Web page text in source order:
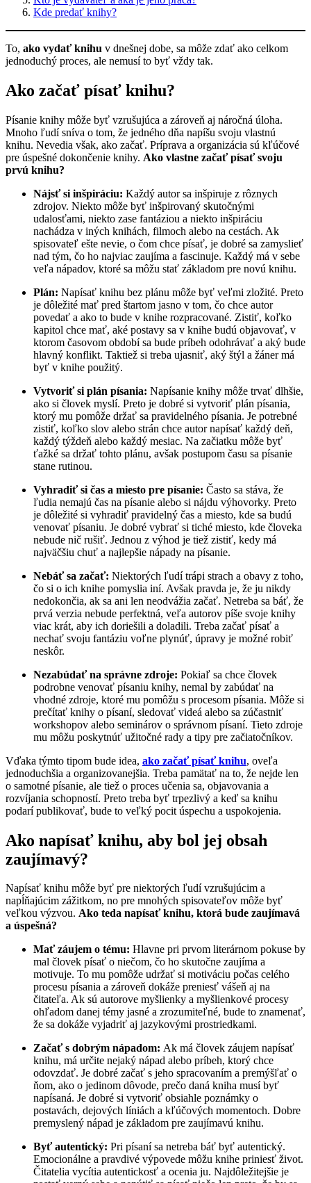
Kde predať knihy?
To, ako vydať knihu v dnešnej dobe, sa môže zdať ako celkom
jednoduchý proces, ale nemusí to byť vždy tak.
Ako začať písať knihu?
Písanie knihy môže byť vzrušujúca a zároveň aj náročná úloha.
Mnoho ľudí sníva o tom, že jedného dňa napíšu svoju vlastnú
knihu. Nevedia však, ako začať. Príprava a organizácia sú kľúčové
pre úspešné dokončenie knihy. Ako vlastne začať písať svoju
prvú knihu?
Nájsť si inšpiráciu: Každý autor sa inšpiruje z rôznych
zdrojov. Niekto môže byť inšpirovaný skutočnými
udalosťami, niekto zase fantáziou a niekto inšpiráciu
nachádza v iných knihách, filmoch alebo na cestách. Ak
spisovateľ ešte nevie, o čom chce písať, je dobré sa zamyslieť
nad tým, čo ho najviac zaujíma a fascinuje. Každý má v sebe
veľa nápadov, ktoré sa môžu stať základom pre novú knihu.
Plán: Napísať knihu bez plánu môže byť veľmi zložité. Preto
je dôležité mať pred štartom jasno v tom, čo chce autor
povedať a ako to bude v knihe rozpracované. Zistiť, koľko
kapitol chce mať, aké postavy sa v knihe budú objavovať, v
ktorom časovom období sa bude príbeh odohrávať a aký bude
hlavný konflikt. Taktiež si treba ujasniť, aký štýl a žáner má
byť v knihe použitý.
Vytvoriť si plán písania: Napísanie knihy môže trvať dlhšie,
ako si človek myslí. Preto je dobré si vytvoriť plán písania,
ktorý mu pomôže držať sa pravidelného písania. Je potrebné
zistiť, koľko slov alebo strán chce autor napísať každý deň,
každý týždeň alebo každý mesiac. Na začiatku môže byť
ťažké sa držať tohto plánu, avšak postupom času sa písanie
stane rutinou.
Vyhradiť si čas a miesto pre písanie: Často sa stáva, že
ľudia nemajú čas na písanie alebo si nájdu výhovorky. Preto
je dôležité si vyhradiť pravidelný čas a miesto, kde sa budú
venovať písaniu. Je dobré vybrať si tiché miesto, kde človeka
nebude nič rušiť. Jednou z výhod je tiež zistiť, kedy má
najväčšiu chuť a najlepšie nápady na písanie.
Nebáť sa začať: Niektorých ľudí trápi strach a obavy z toho,
čo si o ich knihe pomyslia iní. Avšak pravda je, že ju nikdy
nedokončia, ak sa ani len neodvážia začať. Netreba sa báť, že
prvá verzia nebude perfektná, veľa autorov píše svoje knihy
viac krát, aby ich doriešili a doladili. Treba začať písať a
nechať svoju fantáziu voľne plynúť, úpravy je možné robiť
neskôr.
Nezabúdať na správne zdroje: Pokiaľ sa chce človek
podrobne venovať písaniu knihy, nemal by zabúdať na
vhodné zdroje, ktoré mu pomôžu s procesom písania. Môže si
prečítať knihy o písaní, sledovať videá alebo sa zúčastniť
workshopov alebo seminárov o správnom písaní. Tieto zdroje
mu môžu poskytnúť užitočné rady a tipy pre začiatočníkov.
Vďaka týmto tipom bude idea, ako začať písať knihu, oveľa
jednoduchšia a organizovanejšia. Treba pamätať na to, že nejde len
o samotné písanie, ale tiež o proces učenia sa, objavovania a
rozvíjania schopností. Preto treba byť trpezlivý a keď sa knihu
podarí publikovať, bude to veľký pocit úspechu a uspokojenia.
Ako napísať knihu, aby bol jej obsah
zaujímavý?
Napísať knihu môže byť pre niektorých ľudí vzrušujúcim a
napĺňajúcim zážitkom, no pre mnohých spisovateľov môže byť
veľkou výzvou. Ako teda napísať knihu, ktorá bude zaujímavá
a úspešná?
Mať záujem o tému: Hlavne pri prvom literárnom pokuse by
mal človek písať o niečom, čo ho skutočne zaujíma a
motivuje. To mu pomôže udržať si motiváciu počas celého
procesu písania a zároveň dokáže preniesť vášeň aj na
čitateľa. Ak sú autorove myšlienky a myšlienkové procesy
ohľadom danej témy jasné a zrozumiteľné, bude to znamenať,
že sa dokáže vyjadriť aj jazykovými prostriedkami.
Začať s dobrým nápadom: Ak má človek záujem napísať
knihu, má určite nejaký nápad alebo príbeh, ktorý chce
odovzdať. Je dobré začať s jeho spracovaním a premýšľať o
ňom, ako o jedinom dôvode, prečo daná kniha musí byť
napísaná. Je dobré si vytvoriť obsiahle poznámky o
postavách, dejových líniách a kľúčových momentoch. Dobre
premyslený nápad je základom pre zaujímavú knihu.
Byť autentický: Pri písaní sa netreba báť byť autentický.
Emocionálne a pravdivé výpovede môžu knihe priniesť život.
Čitatelia vycítia autentickosť a ocenia ju. Najdôležitejšie je